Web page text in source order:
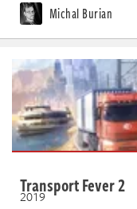
Michal Burian
Transport Fever 2
2019